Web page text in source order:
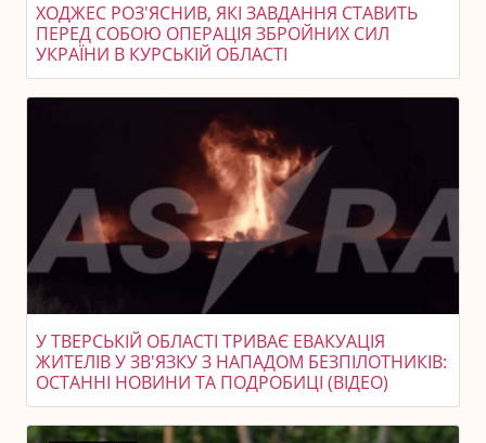
ХОДЖЕС РОЗ'ЯСНИВ, ЯКІ ЗАВДАННЯ СТАВИТЬ
ПЕРЕД СОБОЮ ОПЕРАЦІЯ ЗБРОЙНИХ СИЛ
УКРАЇНИ В КУРСЬКІЙ ОБЛАСТІ
У ТВЕРСЬКІЙ ОБЛАСТІ ТРИВАЄ ЕВАКУАЦІЯ
ЖИТЕЛІВ У ЗВ'ЯЗКУ З НАПАДОМ БЕЗПІЛОТНИКІВ:
ОСТАННІ НОВИНИ ТА ПОДРОБИЦІ (ВІДЕО)